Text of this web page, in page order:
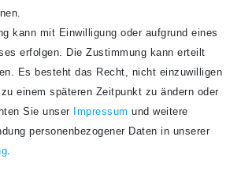
dass ich dieDaten­schutz­erklärunggelesen habe. Meine
kann mit Einwilligung oder aufgrund eines
erfolgen. Die Zustimmung kann erteilt
Es besteht das Recht, nicht einzuwilligen
einem späteren Zeitpunkt zu ändern oder
Sie unser
Impressum und weitere
personenbezogener Daten in unserer
.